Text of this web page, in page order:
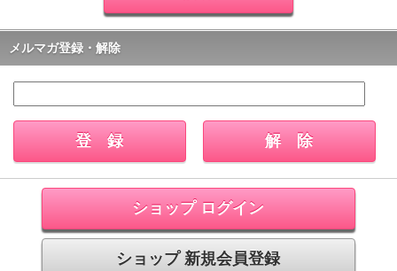
メルマガ登録・解除
ショップ ログイン
ショップ 新規会員登録